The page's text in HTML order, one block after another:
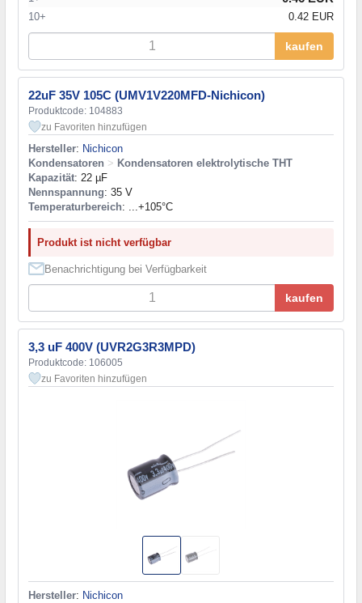
10+ 0.42 EUR
kaufen
22uF 35V 105C (UMV1V220MFD-Nichicon)
Produktcode: 104883
zu Favoriten hinzufügen
Hersteller: Nichicon
Kondensatoren > Kondensatoren elektrolytische THT
Kapazität: 22 µF
Nennspannung: 35 V
Temperaturbereich: ...+105°C
Produkt ist nicht verfügbar
Benachrichtigung bei Verfügbarkeit
kaufen
3,3 uF 400V (UVR2G3R3MPD)
Produktcode: 106005
zu Favoriten hinzufügen
Hersteller: Nichicon